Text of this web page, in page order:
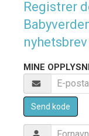
Registrer
MINE
Send kode